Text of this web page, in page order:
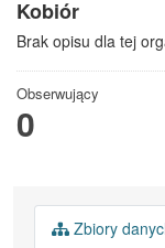
Kobiór
Brak opisu dla tej
Obserwujący
0
Zbiory